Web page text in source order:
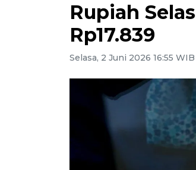
Rupiah
Rp17.839
Selasa, 2 Juni 2026 16:55 WIB